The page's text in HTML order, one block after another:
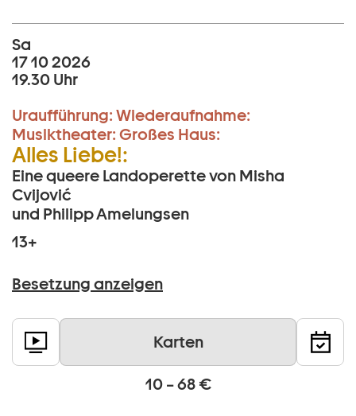
Sa
17 10 2026
19.30 Uhr
Uraufführung: Wiederaufnahme:
Musiktheater: Großes Haus:
Alles Liebe!:
Eine queere Landoperette von Misha
Cvijović
und Philipp Amelungsen
13+
Besetzung anzeigen
Karten
10 – 68 €